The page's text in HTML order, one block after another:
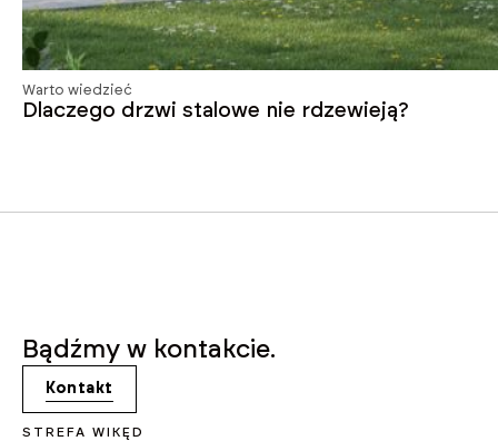
Warto wiedzieć
Dlaczego drzwi stalowe nie rdzewieją?
Bądźmy w kontakcie.
Kontakt
STREFA WIKĘD